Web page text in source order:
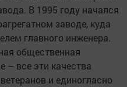
В 1995 году начался
заводе, куда
главного инженера.
общественная
– все эти качества
и единогласно